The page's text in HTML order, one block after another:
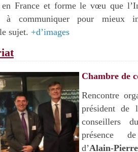
France et forme le vœu que
à communiquer pour mieux
sujet. +d’images
Chambre de
Rencontre
président de
conseillers
présence
d’Alain-